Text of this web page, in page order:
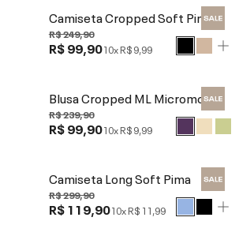
Camiseta Cropped Soft Pima
R$ 249,90
R$ 99,9010xR$ 9,99
Blusa Cropped ML Micromodal
R$ 239,90
R$ 99,9010xR$ 9,99
Camiseta Long Soft Pima
R$ 299,90
R$ 119,9010xR$ 11,99